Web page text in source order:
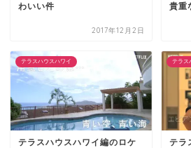
わいい件
2017年12月2日
貴重
テラスハウスハワイ
テラスハウスハワイ編のロケ
テラス
テラ